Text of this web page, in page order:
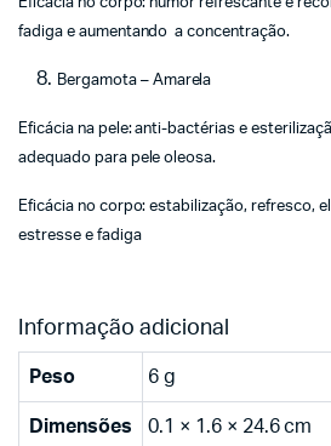
fadiga e aumentando a concentração.
Bergamota – Amarela
Eficácia na pele: anti-bactérias e
adequado para pele oleosa.
Eficácia no corpo: estabilização, refresco,
estresse e fadiga
Informação adicional
Peso 6 g
Dimensões 0.1 × 1.6 × 24.6 cm